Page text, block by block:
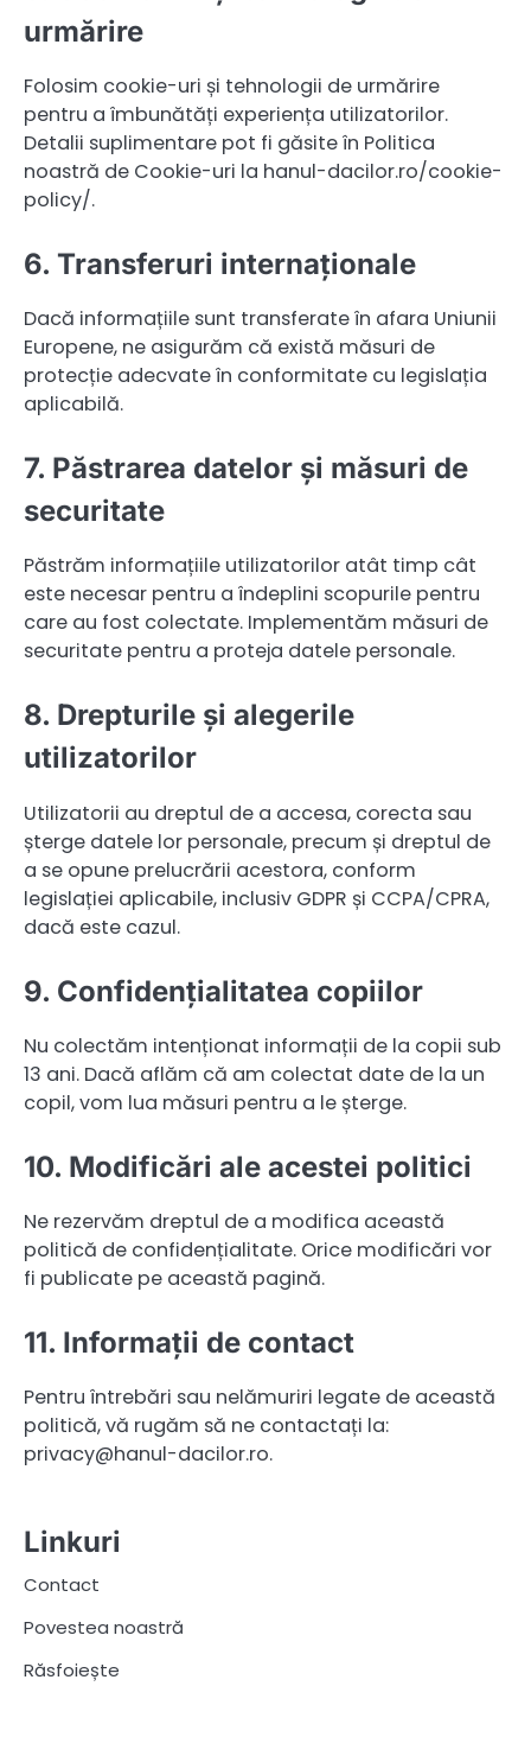
urmărire
Folosim cookie-uri și tehnologii de urmărire
pentru a îmbunătăți experiența utilizatorilor.
Detalii suplimentare pot fi găsite în Politica
noastră de Cookie-uri la hanul-dacilor.ro/cookie-
policy/.
6. Transferuri internaționale
Dacă informațiile sunt transferate în afara Uniunii
Europene, ne asigurăm că există măsuri de
protecție adecvate în conformitate cu legislația
aplicabilă.
7. Păstrarea datelor și măsuri de
securitate
Păstrăm informațiile utilizatorilor atât timp cât
este necesar pentru a îndeplini scopurile pentru
care au fost colectate. Implementăm măsuri de
securitate pentru a proteja datele personale.
8. Drepturile și alegerile
utilizatorilor
Utilizatorii au dreptul de a accesa, corecta sau
șterge datele lor personale, precum și dreptul de
a se opune prelucrării acestora, conform
legislației aplicabile, inclusiv GDPR și CCPA/CPRA,
dacă este cazul.
9. Confidențialitatea copiilor
Nu colectăm intenționat informații de la copii sub
13 ani. Dacă aflăm că am colectat date de la un
copil, vom lua măsuri pentru a le șterge.
10. Modificări ale acestei politici
Ne rezervăm dreptul de a modifica această
politică de confidențialitate. Orice modificări vor
fi publicate pe această pagină.
11. Informații de contact
Pentru întrebări sau nelămuriri legate de această
politică, vă rugăm să ne contactați la:
privacy@hanul-dacilor.ro.
Linkuri
Contact
Povestea noastră
Răsfoiește